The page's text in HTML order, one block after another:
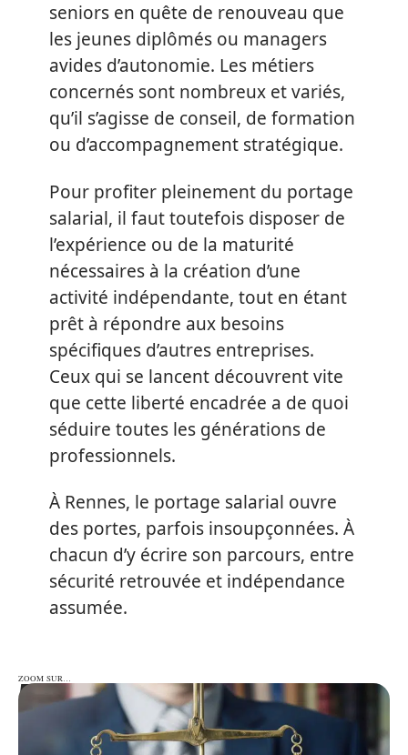
seniors en quête de renouveau que
les jeunes diplômés ou managers
avides d’autonomie. Les métiers
concernés sont nombreux et variés,
qu’il s’agisse de conseil, de formation
ou d’accompagnement stratégique.
Pour profiter pleinement du portage
salarial, il faut toutefois disposer de
l’expérience ou de la maturité
nécessaires à la création d’une
activité indépendante, tout en étant
prêt à répondre aux besoins
spécifiques d’autres entreprises.
Ceux qui se lancent découvrent vite
que cette liberté encadrée a de quoi
séduire toutes les générations de
professionnels.
À Rennes, le portage salarial ouvre
des portes, parfois insoupçonnées. À
chacun d’y écrire son parcours, entre
sécurité retrouvée et indépendance
assumée.
ZOOM SUR…
ZOOM SUR…